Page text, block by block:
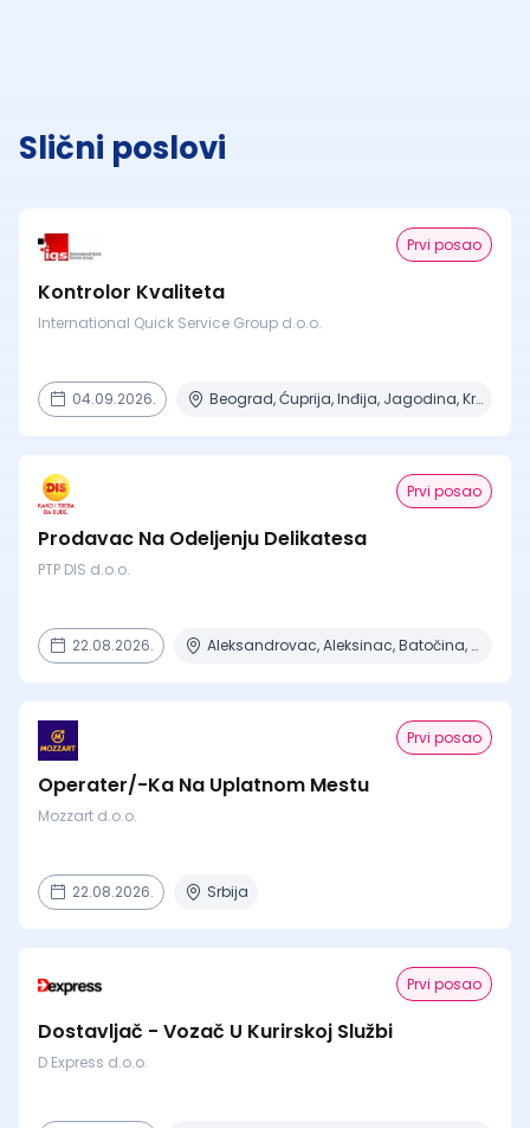
Slični poslovi
Prvi posao
Kontrolor Kvaliteta
International Quick Service Group d.o.o.
04.09.2026. Beograd, Ćuprija, Inđija, Jagodina, Kragujevac + 14 mesta
Prvi posao
Prodavac Na Odeljenju Delikatesa
PTP DIS d.o.o.
22.08.2026. Aleksandrovac, Aleksinac, Batočina, Beograd, Čačak + 15 mesta
Prvi posao
Operater/-Ka Na Uplatnom Mestu
Mozzart d.o.o.
22.08.2026. Srbija
Prvi posao
Dostavljač - Vozač U Kurirskoj Službi
D Express d.o.o.